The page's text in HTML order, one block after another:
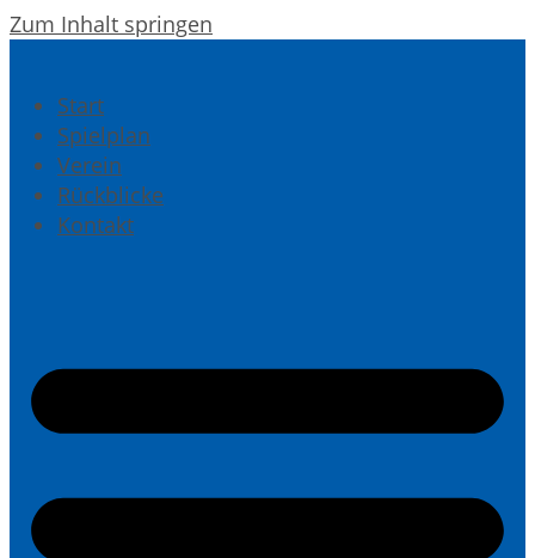
Zum Inhalt springen
Start
Spielplan
Verein
Rückblicke
Kontakt